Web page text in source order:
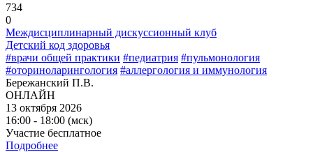
734
0
Междисциплинарный дискуссионный клуб
Детский код здоровья
#врачи общей практики #педиатрия #пульмонология
#оториноларингология #аллергология и иммунология
Бережанский П.В.
ОНЛАЙН
13 октября 2026
16:00 - 18:00 (мск)
Участие бесплатное
Подробнее